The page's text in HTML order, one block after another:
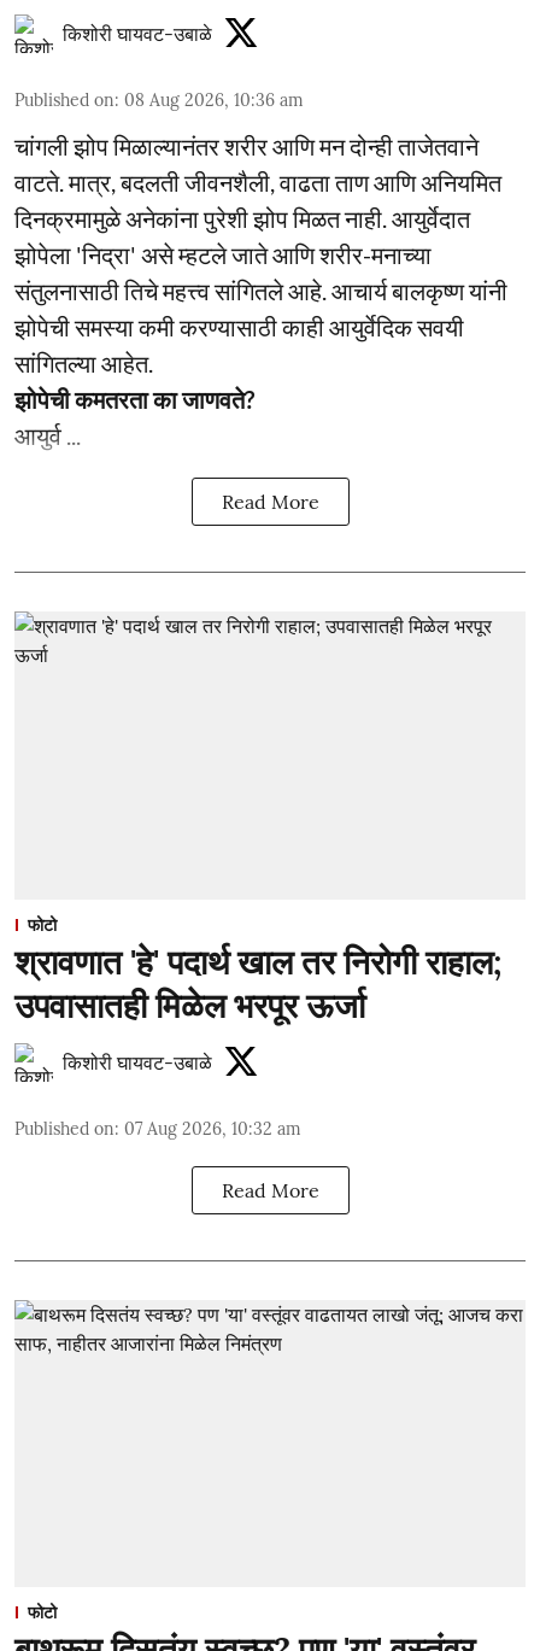
किशोरी घायवट-उबाळे
Published on: 08 Aug 2026, 10:36 am
चांगली झोप मिळाल्यानंतर शरीर आणि मन दोन्ही ताजेतवाने
वाटते. मात्र, बदलती जीवनशैली, वाढता ताण आणि अनियमित
दिनक्रमामुळे अनेकांना पुरेशी झोप मिळत नाही. आयुर्वेदात
झोपेला 'निद्रा' असे म्हटले जाते आणि शरीर-मनाच्या
संतुलनासाठी तिचे महत्त्व सांगितले आहे. आचार्य बालकृष्ण यांनी
झोपेची समस्या कमी करण्यासाठी काही आयुर्वेदिक सवयी
सांगितल्या आहेत.
झोपेची कमतरता का जाणवते?
आयुर्व ...
Read More
फोटो
श्रावणात 'हे' पदार्थ खाल तर निरोगी राहाल;
उपवासातही मिळेल भरपूर ऊर्जा
किशोरी घायवट-उबाळे
Published on: 07 Aug 2026, 10:32 am
Read More
फोटो